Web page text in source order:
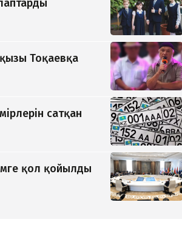
Тоқаевқа
сатқан
қол қойылды